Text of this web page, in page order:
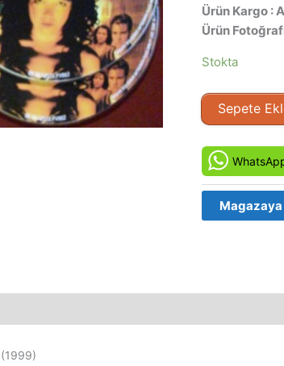
Ürün Kargo :
Ürün
Stokta
Günah
Tohumu
Carrie
(1999)
Sepete
Magazaya
(1999)